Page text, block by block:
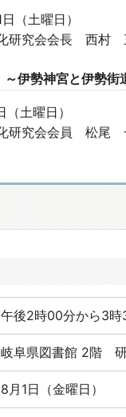
（土曜日）
化研究会会長 西
勢神宮と伊勢街
土曜日）
化研究会会員 松
午後2時00分から3時
岐阜県図書館 2階
8月1日（金曜日）